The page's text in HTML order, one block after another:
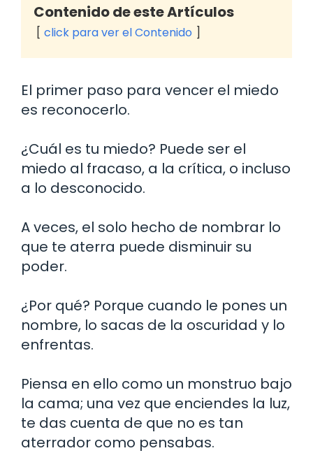
Contenido de este Artículos
click para ver el Contenido
El primer paso para vencer el miedo
es reconocerlo.
¿Cuál es tu miedo? Puede ser el
miedo al fracaso, a la crítica, o incluso
a lo desconocido.
A veces, el solo hecho de nombrar lo
que te aterra puede disminuir su
poder.
¿Por qué? Porque cuando le pones un
nombre, lo sacas de la oscuridad y lo
enfrentas.
Piensa en ello como un monstruo bajo
la cama; una vez que enciendes la luz,
te das cuenta de que no es tan
aterrador como pensabas.